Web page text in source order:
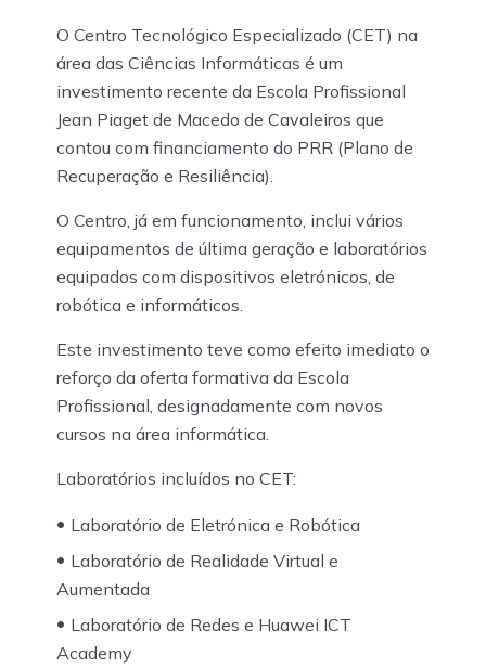
O Centro Tecnológico Especializado (CET) na
área das Ciências Informáticas é um
investimento recente da Escola Profissional
Jean Piaget de Macedo de Cavaleiros que
contou com financiamento do PRR (Plano de
Recuperação e Resiliência).
O Centro, já em funcionamento, inclui vários
equipamentos de última geração e laboratórios
equipados com dispositivos eletrónicos, de
robótica e informáticos.
Este investimento teve como efeito imediato o
reforço da oferta formativa da Escola
Profissional, designadamente com novos
cursos na área informática.
Laboratórios incluídos no CET:
Laboratório de Eletrónica e Robótica
Laboratório de Realidade Virtual e
Aumentada
Laboratório de Redes e Huawei ICT
Academy